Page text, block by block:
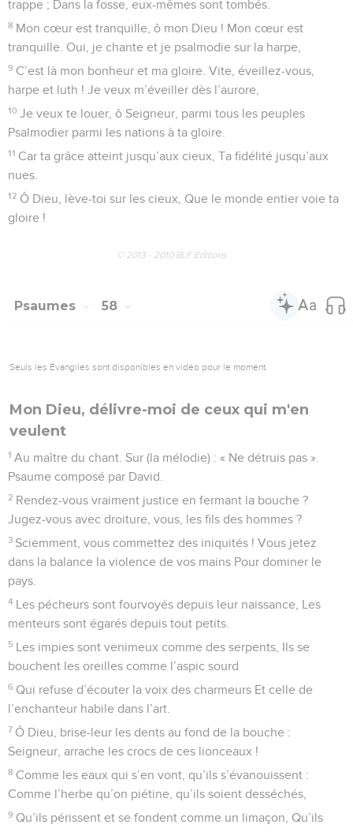
trappe ; Dans la fosse, eux-mêmes sont tombés.
8 Mon cœur est tranquille, ô mon Dieu ! Mon cœur est
tranquille. Oui, je chante et je psalmodie sur la harpe,
9 C’est là mon bonheur et ma gloire. Vite, éveillez-vous,
harpe et luth ! Je veux m’éveiller dès l’aurore,
10 Je veux te louer, ô Seigneur, parmi tous les peuples
Psalmodier parmi les nations à ta gloire.
11 Car ta grâce atteint jusqu’aux cieux, Ta fidélité jusqu’aux
nues.
12 Ô Dieu, lève-toi sur les cieux, Que le monde entier voie ta
gloire !
© 2013 - 2010 BLF Editions
Psaumes 58
Seuls les Évangiles sont disponibles en vidéo pour le moment.
Mon Dieu, délivre-moi de ceux qui m'en
veulent
1 Au maître du chant. Sur (la mélodie) : « Ne détruis pas ».
Psaume composé par David.
2 Rendez-vous vraiment justice en fermant la bouche ?
Jugez-vous avec droiture, vous, les fils des hommes ?
3 Sciemment, vous commettez des iniquités ! Vous jetez
dans la balance la violence de vos mains Pour dominer le
pays.
4 Les pécheurs sont fourvoyés depuis leur naissance, Les
menteurs sont égarés depuis tout petits.
5 Les impies sont venimeux comme des serpents, Ils se
bouchent les oreilles comme l’aspic sourd
6 Qui refuse d’écouter la voix des charmeurs Et celle de
l’enchanteur habile dans l’art.
7 Ô Dieu, brise-leur les dents au fond de la bouche :
Seigneur, arrache les crocs de ces lionceaux !
8 Comme les eaux qui s’en vont, qu’ils s’évanouissent :
Comme l’herbe qu’on piétine, qu’ils soient desséchés,
9 Qu’ils périssent et se fondent comme un limaçon, Qu’ils